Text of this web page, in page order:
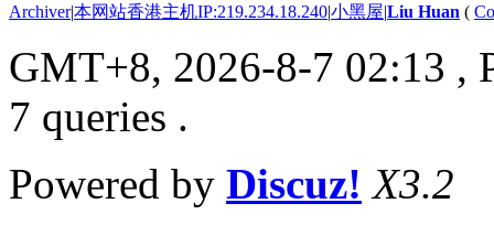
Archiver|本网站香港主机IP:219.234.18.240|小黑屋|Liu Huan (
GMT+8, 2026-8-7 02:13 ,
7 queries .
Powered by Discuz! X3.2